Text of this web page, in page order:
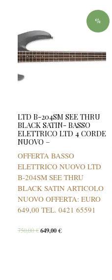
%
LTD B-204SM SEE THRU
BLACK SATIN- BASSO
ELETTRICO LTD 4 CORDE
NUOVO –
OFFERTA BASSO
ELETTRICO NUOVO LTD
B-204SM SEE THRU
BLACK SATIN ARTICOLO
NUOVO OFFERTA: EURO
649,00 TEL. 0421 65591
750,00€649,00€